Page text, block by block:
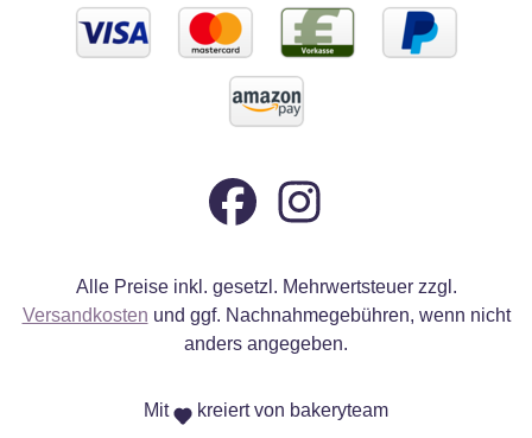
Alle Preise inkl. gesetzl. Mehrwertsteuer zzgl.
Versandkosten und ggf. Nachnahmegebühren, wenn nicht
anders angegeben.
Mit kreiert von bakeryteam